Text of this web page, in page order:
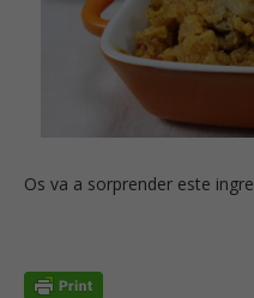
Os va a sorprender este